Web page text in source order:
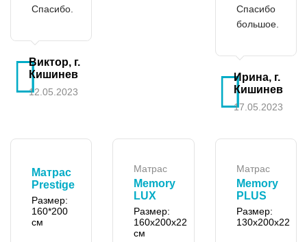
Спасибо.
Виктор, г.
Кишинев
12.05.2023
Спасибо
большое.
Ирина, г.
Кишинев
17.05.2023
Матрас
Prestige
Размер:
160*200
см
Матрас
Memory
LUX
Размер:
160x200x22
см
Матрас
Memory
PLUS
Размер:
130х200х22